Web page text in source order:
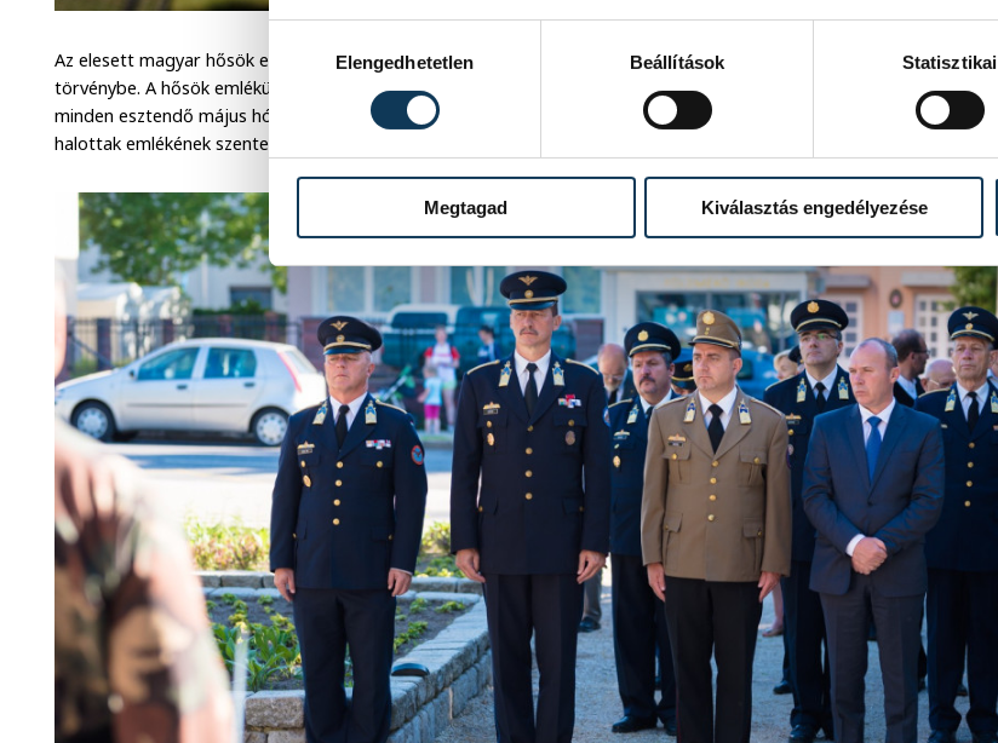
Elengedhetetlen
Beállítások Statisztikai
Megtagad Kiválasztás engedélyezése
Az elesett magyar hősök emlékezetét először az első világháború idején, 1917-ben iktatták
törvénybe. A hősök emlékünnepét az 1924. évi XIV. törvénycikk rögzítette, mely kimondta, hogy
minden esztendő május hónapjának utolsó vasárnapját a magyar nemzet mindenkor a hősi
halottak emlékének szentelje.